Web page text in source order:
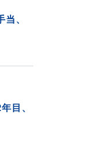
、
目、